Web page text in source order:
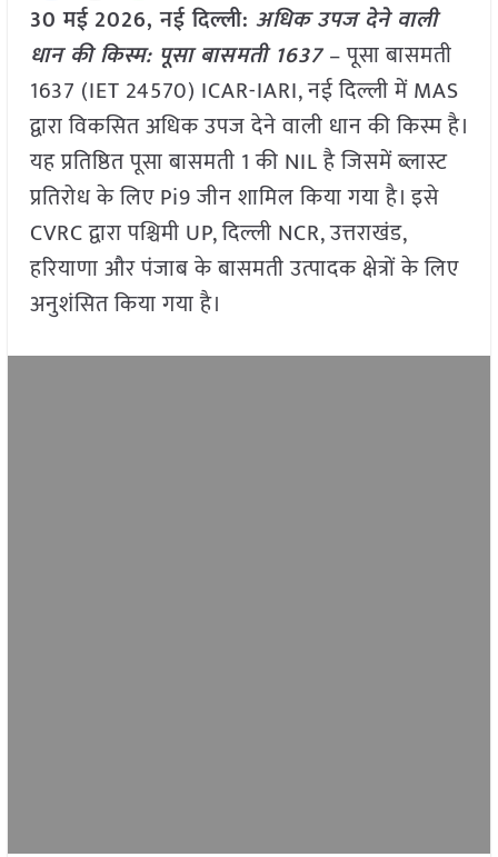
30 मई2026, नई दिल्ली: अधिक उपज देने वाली
धान की किस्म: पूसा बासमती 1637– पूसा बासमती
1637 (IET 24570) ICAR-IARI, नई दिल्ली में MAS
द्वारा विकसित अधिक उपज देने वाली धान की किस्म है।
यह प्रतिष्ठित पूसा बासमती 1 की NIL है जिसमें ब्लास्ट
प्रतिरोध के लिए Pi9 जीन शामिल किया गया है। इसे
CVRC द्वारा पश्चिमी UP, दिल्ली NCR, उत्तराखंड,
हरियाणा और पंजाब के बासमती उत्पादक क्षेत्रों के लिए
अनुशंसित किया गया है।